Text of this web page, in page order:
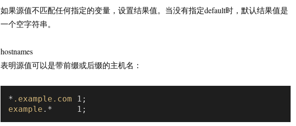
如果源值不匹配任何指定的变量，设置结果值。当没有指定default时，默认结果值是
一个空字符串。
hostnames
表明源值可以是带前缀或后缀的主机名：
* .example .com
example